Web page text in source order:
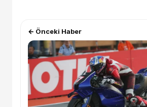
← Önceki Haber